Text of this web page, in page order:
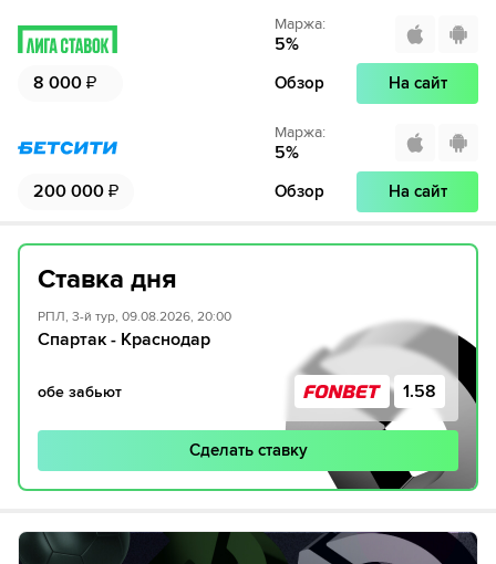
8 000 ₽
Маржа:
5%
Обзор На сайт
200 000 ₽
Маржа:
5%
Обзор На сайт
Ставка дня
РПЛ, 3-й тур, 09.08.2026, 20:00
Спартак - Краснодар
обе забьют 1.58
Сделать ставку